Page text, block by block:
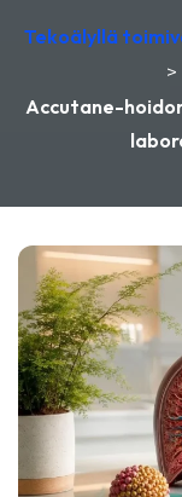
Tekoälyllä
>
Accutane-